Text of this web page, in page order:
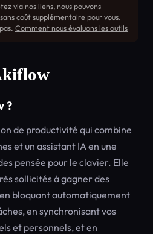
via nos liens, nous pouvons
coût supplémentaire pour vous.
Comment nous évaluons les outils
?
de productivité qui combine
et un assistant IA en une
pensée pour le clavier. Elle
sollicités à gagner des
bloquant automatiquement
en synchronisant vos
et personnels, et en